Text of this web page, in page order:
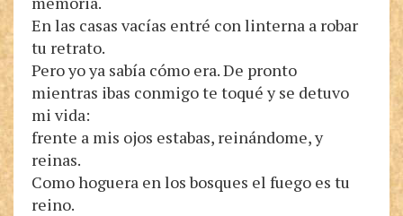
En las casas vacías entré con linterna a robar
tu retrato.
Pero yo ya sabía cómo era. De pronto
mientras ibas conmigo te toqué y se detuvo
mi vida:
frente a mis ojos estabas, reinándome, y
reinas.
Como hoguera en los bosques el fuego es tu
reino.